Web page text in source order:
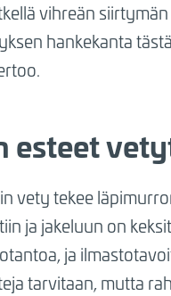
vihreän
hankekanta
esteet
vety tekee
ja jakeluun on
ja
tarvitaan, mutta